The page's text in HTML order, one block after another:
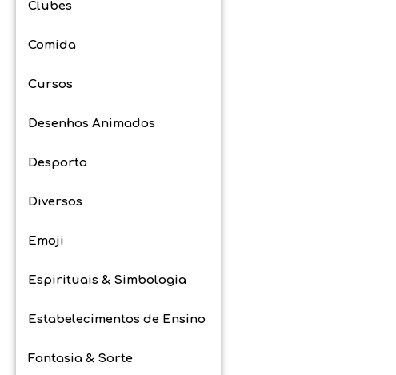
Clubes
Comida
Cursos
Desenhos Animados
Desporto
Diversos
Emoji
Espirituais & Simbologia
Estabelecimentos de Ensino
Fantasia & Sorte